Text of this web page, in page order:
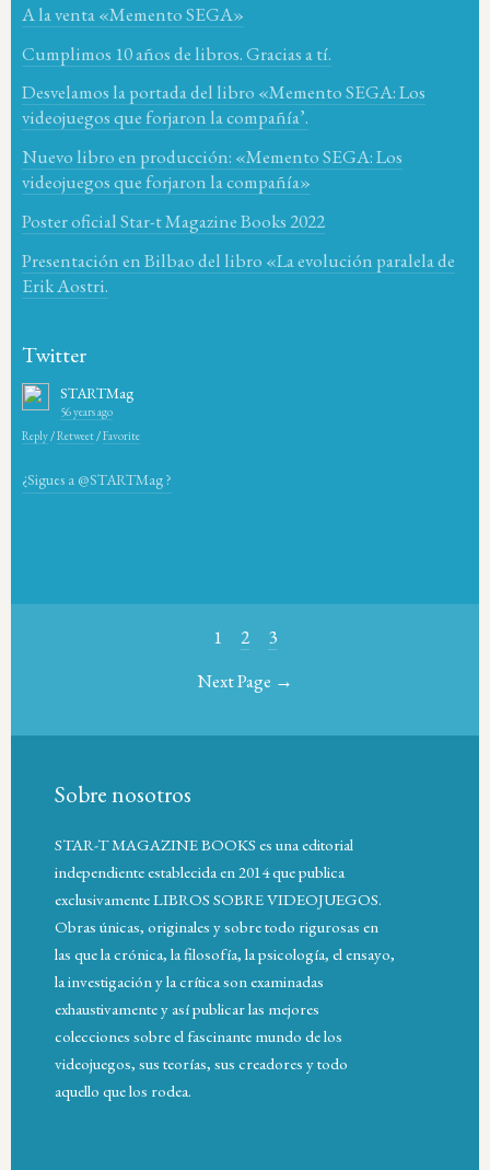
A la venta «Memento SEGA»
Cumplimos 10 años de libros. Gracias a tí.
Desvelamos la portada del libro «Memento SEGA: Los
videojuegos que forjaron la compañía’.
Nuevo libro en producción: «Memento SEGA: Los
videojuegos que forjaron la compañía»
Poster oficial Star-t Magazine Books 2022
Presentación en Bilbao del libro «La evolución paralela de
Erik Aostri.
Twitter
STARTMag
56 years ago
Reply/Retweet/Favorite
¿Sigues a @STARTMag ?
1 2
3
Next Page →
Sobre nosotros
STAR-T MAGAZINE BOOKS es una editorial
independiente establecida en 2014 que publica
exclusivamente LIBROS SOBRE VIDEOJUEGOS.
Obras únicas, originales y sobre todo rigurosas en
las que la crónica, la filosofía, la psicología, el ensayo,
la investigación y la crítica son examinadas
exhaustivamente y así publicar las mejores
colecciones sobre el fascinante mundo de los
videojuegos, sus teorías, sus creadores y todo
aquello que los rodea.